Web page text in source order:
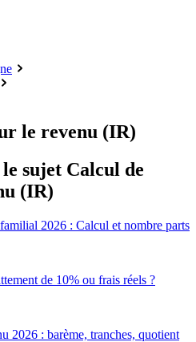
le revenu (IR)
sujet Calcul de
(IR)
2026 : Calcul et nombre parts
de 10% ou frais réels ?
2026 : barème, tranches, quotient